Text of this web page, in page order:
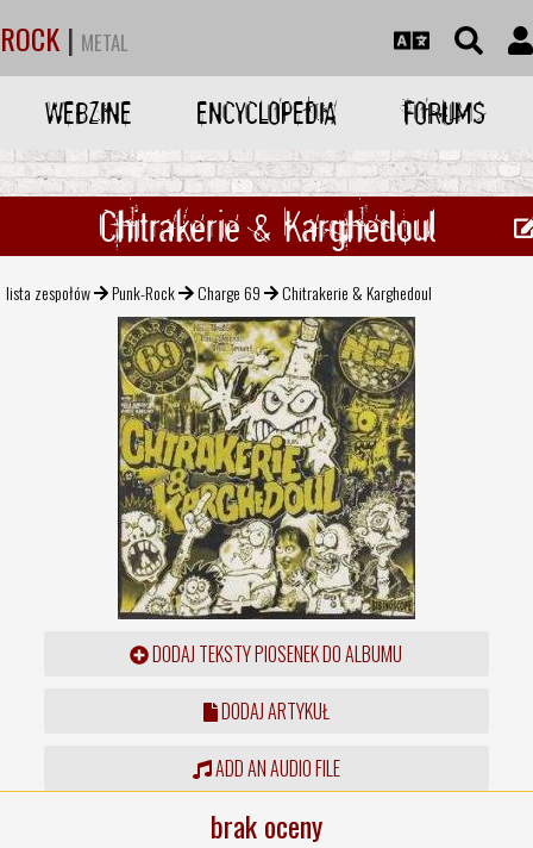
ROCK | METAL
WEBZINE ENCYCLOPEDIA FORUMS
Chitrakerie & Karghedoul
lista zespołów Punk-Rock Charge 69 Chitrakerie & Karghedoul
DODAJ TEKSTY PIOSENEK DO ALBUMU
DODAJ ARTYKUŁ
ADD AN AUDIO FILE
brak oceny